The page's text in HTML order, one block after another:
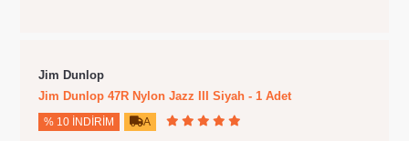
Jim Dunlop
Jim Dunlop 47R Nylon Jazz III Siyah - 1 Adet
% 10 İNDIRIM A